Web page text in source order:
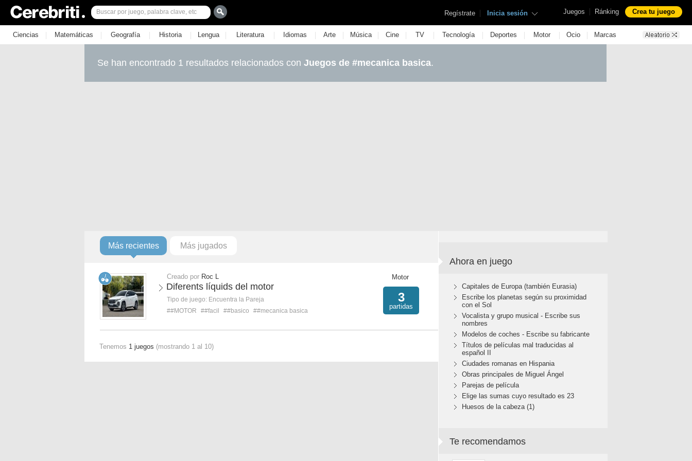
Juegos | Ránking Crea tu juego
Regístrate | Inicia sesión
Ciencias | Matemáticas | Geografía | Historia | Lengua | Literatura | Idiomas | Arte | Música | Cine | TV | Tecnología | Deportes | Motor | Ocio | Marcas
Se han encontrado 1 resultados relacionados con Juegos de #mecanica basica.
Más recientes Más jugados
Creado por Roc L
Diferents líquids del motor
Tipo de juego: Encuentra la Pareja
##MOTOR
##facil ##basico ##mecanica basica
Motor
3
partidas
Tenemos 1 juegos (mostrando 1 al 10)
Ahora en juego
Capitales de Europa (también Eurasia)
Escribe los planetas según su proximidad
con el Sol
Vocalista y grupo musical - Escribe sus
nombres
Modelos de coches - Escribe su fabricante
Títulos de películas mal traducidas al
español II
Ciudades romanas en Hispania
Obras principales de Miguel Ángel
Parejas de película
Elige las sumas cuyo resultado es 23
Huesos de la cabeza (1)
Te recomendamos